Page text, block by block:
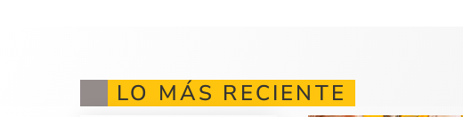
LO MÁS RECIENTE